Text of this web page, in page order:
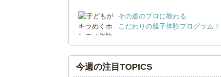
その道のプロに教わる
こだわりの親子体験プログラム！
今週の注目TOPICS